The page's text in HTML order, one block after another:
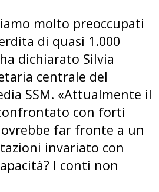
molto preoccupati
di quasi 1.000
dichiarato Silvia
centrale del
SSM. «Attualmente il
con forti
far fronte a un
invariato con
I conti non